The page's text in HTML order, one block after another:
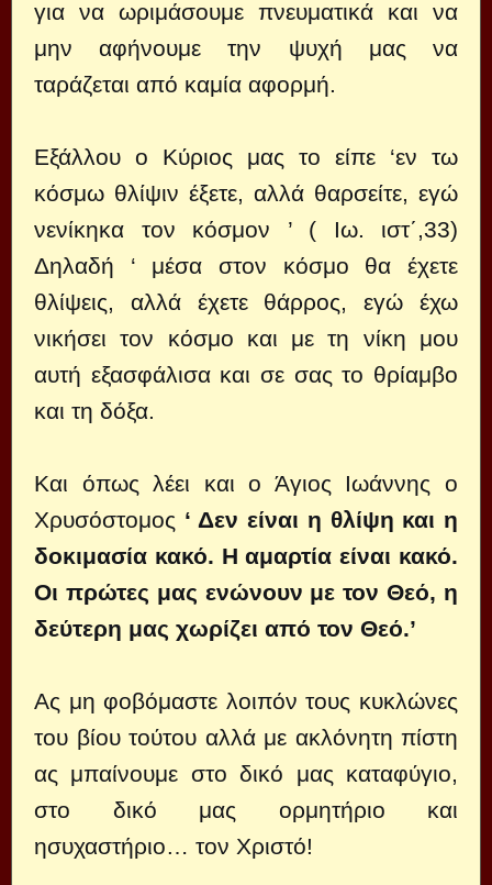
για να ωριμάσουμε πνευματικά και να
μην αφήνουμε την ψυχή μας να
ταράζεται από καμία αφορμή.
Εξάλλου ο Κύριος μας το είπε ‘εν τω
κόσμω θλίψιν έξετε, αλλά θαρσείτε, εγώ
νενίκηκα τον κόσμον ’ ( Ιω. ιστ΄,33)
Δηλαδή ‘ μέσα στον κόσμο θα έχετε
θλίψεις, αλλά έχετε θάρρος, εγώ έχω
νικήσει τον κόσμο και με τη νίκη μου
αυτή εξασφάλισα και σε σας το θρίαμβο
και τη δόξα.
Και όπως λέει και ο Άγιος Ιωάννης ο
Χρυσόστομος ‘ Δεν είναι η θλίψη και η
δοκιμασία κακό. Η αμαρτία είναι κακό.
Οι πρώτες μας ενώνουν με τον Θεό, η
δεύτερη μας χωρίζει από τον Θεό.’
Ας μη φοβόμαστε λοιπόν τους κυκλώνες
του βίου τούτου αλλά με ακλόνητη πίστη
ας μπαίνουμε στο δικό μας καταφύγιο,
στο δικό μας ορμητήριο και
ησυχαστήριο… τον Χριστό!